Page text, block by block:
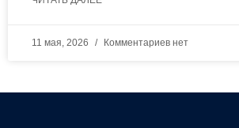
11 мая, 2026 Комментариев нет